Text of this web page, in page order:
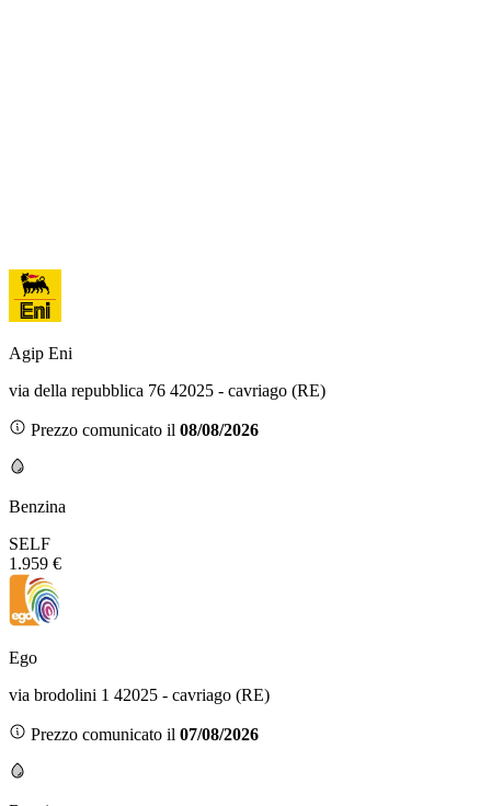
Agip Eni
via della repubblica 76 42025 - cavriago (RE)
Prezzo comunicato il 08/08/2026
Benzina
SELF
1.959 €
Ego
via brodolini 1 42025 - cavriago (RE)
Prezzo comunicato il 07/08/2026